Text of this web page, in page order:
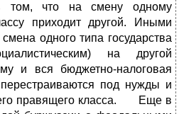
том, что на смену одному
приходит другой. Иными
одного типа государства
на другой
и вся бюджетно-налоговая
под нужды и
правящего класса. Еще в